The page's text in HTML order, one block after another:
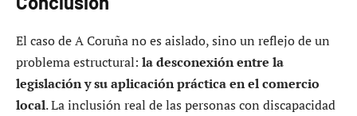
El caso de A Coruña no es aislado, sino un reflejo de un
problema estructural: la desconexión entre la
legislación y su aplicación práctica en el comercio
local. La inclusión real de las personas con discapacidad